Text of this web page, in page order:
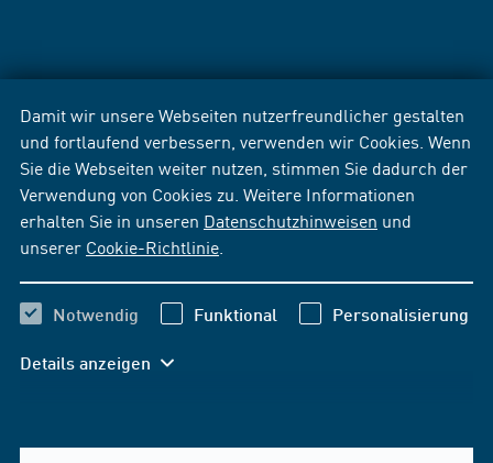
Damit wir unsere Webseiten nutzerfreundlicher gestalten
und fortlaufend verbessern, verwenden wir Cookies. Wenn
Sie die Webseiten weiter nutzen, stimmen Sie dadurch der
Verwendung von Cookies zu. Weitere Informationen
erhalten Sie in unseren Datenschutzhinweisen und
unserer Cookie-Richtlinie
Notwendig Funktional Personalisierung
Details anzeigen